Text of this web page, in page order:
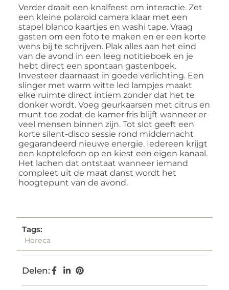
Verder draait een knalfeest om interactie. Zet
een kleine polaroid camera klaar met een
stapel blanco kaartjes en washi tape. Vraag
gasten om een foto te maken en er een korte
wens bij te schrijven. Plak alles aan het eind
van de avond in een leeg notitieboek en je
hebt direct een spontaan gastenboek.
Investeer daarnaast in goede verlichting. Een
slinger met warm witte led lampjes maakt
elke ruimte direct intiem zonder dat het te
donker wordt. Voeg geurkaarsen met citrus en
munt toe zodat de kamer fris blijft wanneer er
veel mensen binnen zijn. Tot slot geeft een
korte silent-disco sessie rond middernacht
gegarandeerd nieuwe energie. Iedereen krijgt
een koptelefoon op en kiest een eigen kanaal.
Het lachen dat ontstaat wanneer iemand
compleet uit de maat danst wordt het
hoogtepunt van de avond.
Tags:
Horeca
Delen: